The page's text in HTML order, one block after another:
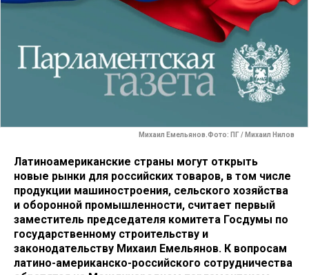
Михаил Емельянов.Фото: ПГ / Михаил Нилов
Латиноамериканские страны могут открыть
новые рынки для российских товаров, в том числе
продукции машиностроения, сельского хозяйства
и оборонной промышленности, считает первый
заместитель председателя комитета Госдумы по
государственному строительству и
законодательству Михаил Емельянов. К вопросам
латино-американско-­российского сотрудничества